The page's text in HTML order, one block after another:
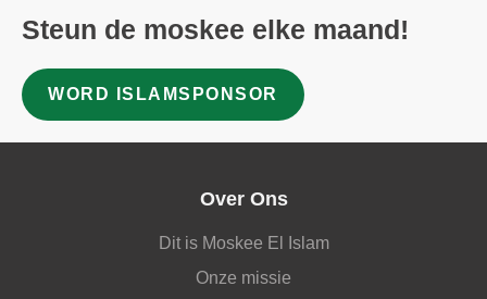
Steun de moskee elke maand!
WORD ISLAMSPONSOR
Over Ons
Dit is Moskee El Islam
Onze missie